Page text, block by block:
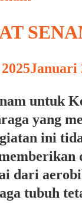
Januari
untuk
yang
ini
dari
tubuh